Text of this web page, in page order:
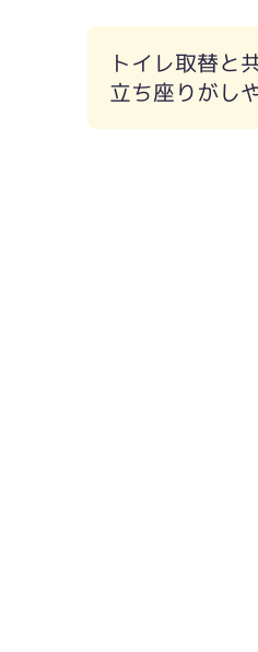
トイレ取替と
立ち座りがし